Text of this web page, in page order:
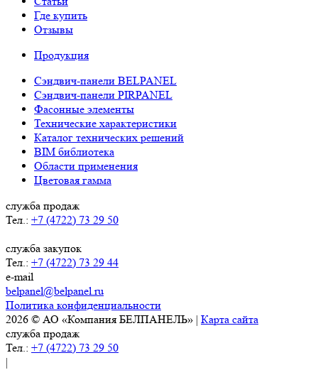
Где купить
Отзывы
Продукция
Сэндвич-панели BELPANEL
Сэндвич-панели PIRPANEL
Фасонные элементы
Технические характеристики
Каталог технических решений
BIM библиотека
Области применения
Цветовая гамма
служба продаж
Тел.: +7 (4722) 73 29 50
служба закупок
Тел.: +7 (4722) 73 29 44
e-mail
belpanel@belpanel.ru
Политика конфиденциальности
2026 © АО «Компания БЕЛПАНЕЛЬ» | Карта сайта
служба продаж
Тел.: +7 (4722) 73 29 50
|